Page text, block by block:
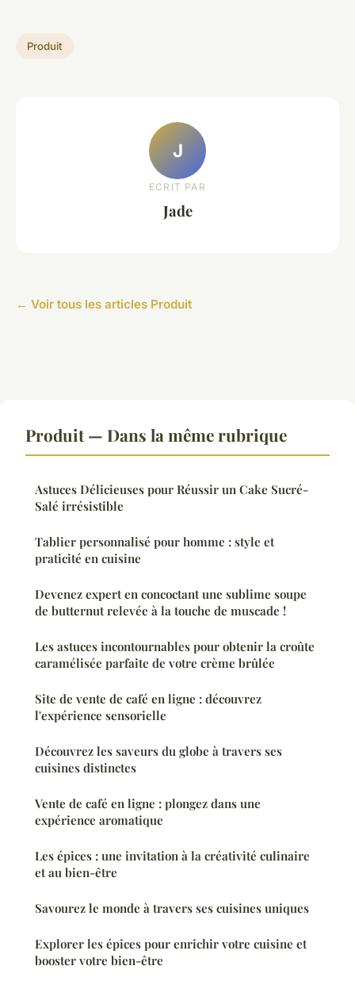
Produit
J
ECRIT PAR
Jade
← Voir tous les articles Produit
Produit — Dans la même rubrique
Astuces Délicieuses pour Réussir un Cake Sucré-
Salé irrésistible
Tablier personnalisé pour homme : style et
praticité en cuisine
Devenez expert en concoctant une sublime soupe
de butternut relevée à la touche de muscade !
Les astuces incontournables pour obtenir la croûte
caramélisée parfaite de votre crème brûlée
Site de vente de café en ligne : découvrez
l'expérience sensorielle
Découvrez les saveurs du globe à travers ses
cuisines distinctes
Vente de café en ligne : plongez dans une
expérience aromatique
Les épices : une invitation à la créativité culinaire
et au bien-être
Savourez le monde à travers ses cuisines uniques
Explorer les épices pour enrichir votre cuisine et
booster votre bien-être